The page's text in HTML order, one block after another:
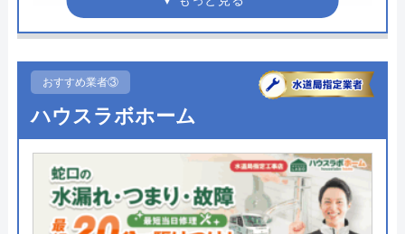
公式サイトで
料金詳細を見る
今すぐ電話で相談する
0120-091-026
イースマイルの基本情報
超えた場合）
●受付時間
●定休日 なし（年中無休）
●出張見積もり ―
●支払い方法
クレジットカード銀行振込（社員
対応時）
おすすめ業者③
ハウスラボホーム